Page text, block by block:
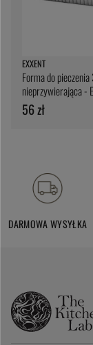
EXXENT
Forma do
nieprzywierająca -
56 zł
DARMOWA WYSYŁKA